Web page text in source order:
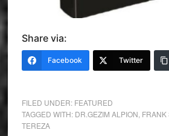
Share via:
Facebook Twitter
FILED UNDER: FEATURED
TAGGED WITH: DR.GEZIM ALPION, FRANK
TEREZA